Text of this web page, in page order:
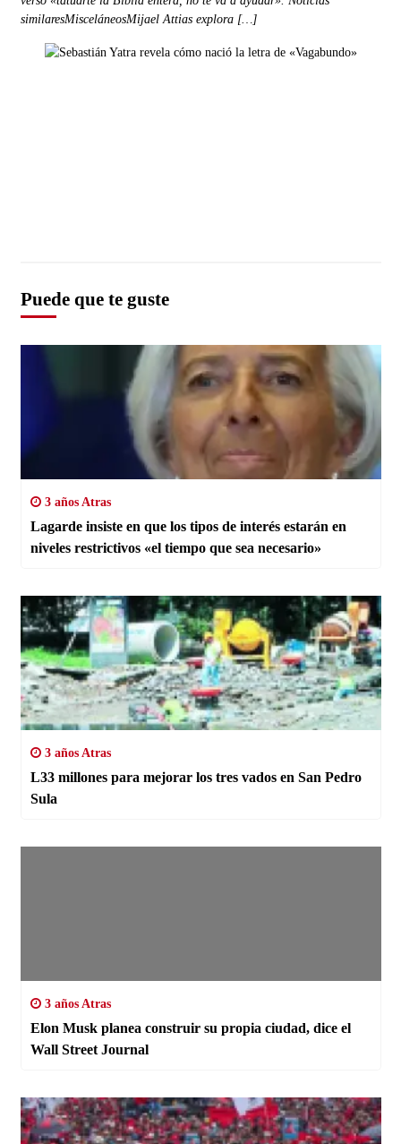
similaresMisceláneosMijael Attias explora […]
Puede que te guste
3 años Atras
Lagarde insiste en que los tipos de interés estarán en
niveles restrictivos «el tiempo que sea necesario»
3 años Atras
L33 millones para mejorar los tres vados en San Pedro
Sula
3 años Atras
Elon Musk planea construir su propia ciudad, dice el
Wall Street Journal